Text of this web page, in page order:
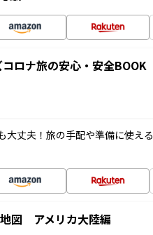
ロナ旅の安心・安全BOOK
大丈夫！旅の手配や準備に使え
図 アメリカ大陸編